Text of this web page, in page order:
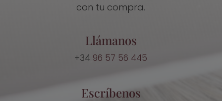
con tu compra.
Llámanos
+34 96 57 56 445
Escríbenos